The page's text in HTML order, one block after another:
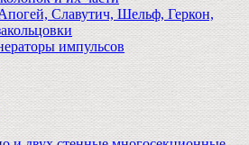
Славутич, Шельф, Геркон,
импульсов